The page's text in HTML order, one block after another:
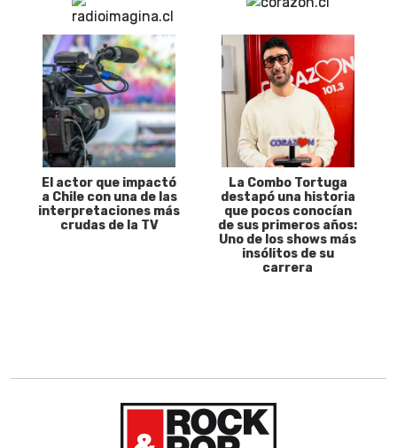
El actor que impactó
a Chile con una de las
interpretaciones más
crudas de la TV
La Combo Tortuga
destapó una historia
que pocos conocían
de sus primeros años:
Uno de los shows más
insólitos de su
carrera